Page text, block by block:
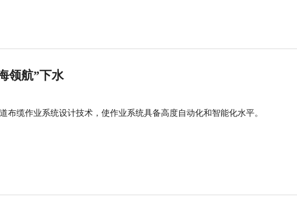
领航”下水
布缆作业系统设计技术，使作业系统具备高度自动化和智能化水平。